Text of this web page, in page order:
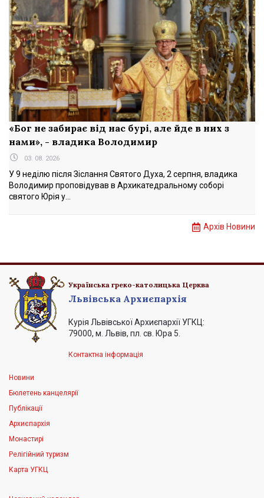
«Бог не забирає від нас бурі, але йде в них з
нами», - владика Володимир
03. 08. 2026
У 9 неділю після Зіслання Святого Духа, 2 серпня, владика
Володимир проповідував в Архикатедральному соборі
святого Юрія у...
Архів Новини
Українська греко-католицька Церква
Львівська Архиєпархія
Курія Львівської Архиєпархії УГКЦ:
79000, м. Львів, пл. св. Юра 5.
Контактна інформація
Новини
Бюлетень канцелярії
Публікації
Архиєпархія
Монастирі
Релігійний туризм
Карта УГКЦ